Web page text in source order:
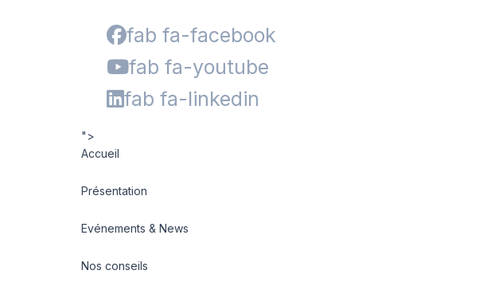
201
LMC4
LXC MASTER
M-D41
MD-40
R655
SPORT MASTER
fab fa-facebook
fab fa-youtube
fab fa-linkedin
">
Accueil
Présentation
Evénements & News
Nos conseils